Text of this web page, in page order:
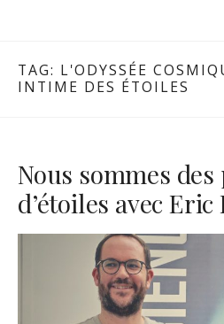
TAG: L'ODYSSÉE
INTIME DES ÉTOILES
Nous sommes
d’étoiles avec Eric